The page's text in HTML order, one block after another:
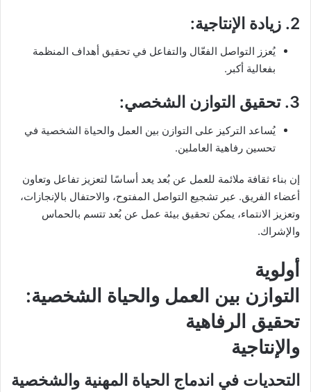
2. زيادة الإنتاجية:
يُعزز التواصل الفعّال والتفاعل في تحقيق أهداف المنظمة
بفعالية أكبر.
3. تحقيق التوازن الشخصي:
يُساعد التركيز على التوازن بين العمل والحياة الشخصية في
تحسين رفاهية العاملين.
إن بناء ثقافة ملائمة للعمل عن بُعد يعد أساسًا لتعزيز تفاعل وتعاون
أعضاء الفريق. عبر تشجيع التواصل المفتوح، والاحتفال بالإنجازات،
وتعزيز الانتماء، يمكن تحقيق بيئة عمل عن بُعد تتسم بالحماس
والإشراك.
أولوية
التوازن بين العمل والحياة الشخصية:
تحقيق الرفاهية
والإنتاجية
التحديات في اندماج الحياة المهنية والشخصية